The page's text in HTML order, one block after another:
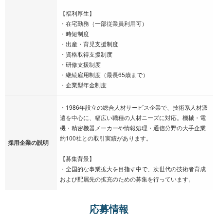
【福利厚生】
・在宅勤務（一部従業員利用可）
・時短制度
・出産・育児支援制度
・資格取得支援制度
・研修支援制度
・継続雇用制度（最長65歳まで）
・企業型年金制度
採用企業の説明
・1986年設立の総合人材サービス企業で、技術系人材派
遣を中心に、幅広い職種の人材ニーズに対応。機械・電
機・精密機器メーカーや情報処理・通信分野の大手企業
約100社との取引実績があります。
【募集背景】
・全国的な事業拡大を目指す中で、次世代の技術者育成
および配属先の拡充のための募集を行っています。
応募情報